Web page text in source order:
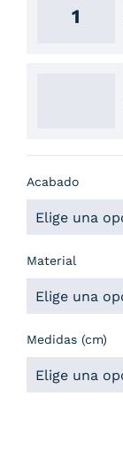
Acabado
Material
Medidas (cm)